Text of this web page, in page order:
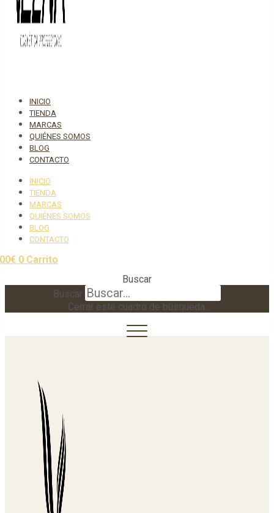
INICIO
TIENDA
MARCAS
QUIÉNES SOMOS
BLOG
CONTACTO
INICIO
TIENDA
MARCAS
QUIÉNES SOMOS
BLOG
CONTACTO
€ 0 Carrito
Buscar
Buscar
Cerrar este cuadro de búsqueda.